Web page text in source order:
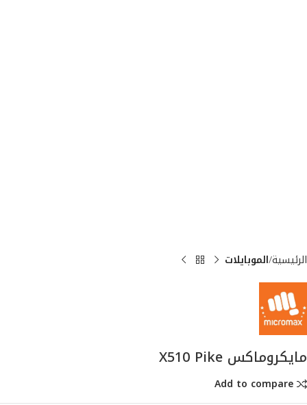
الرئيسية الموبايلات
مايكروماكس X510 Pike
Add to compare